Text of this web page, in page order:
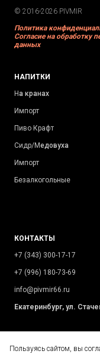
© 2016-2026 PIVMIR
Политика
Согласие на обработку
данных
НАПИТКИ
На кранах
Импорт
Пиво Крафт
Сидр/Медовуха
Импорт
Безалкогольные
КОНТАКТЫ
+7 (343) 300-17-17
+7 (996) 180-73-69
info@pivmir66.ru
Екатеринбург, ул.
Пользуясь сайтом, вы